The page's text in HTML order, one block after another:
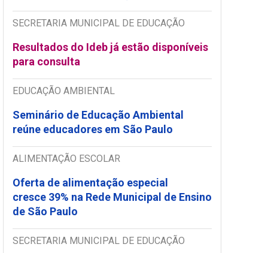
SECRETARIA MUNICIPAL DE EDUCAÇÃO
Resultados do Ideb já estão disponíveis
para consulta
EDUCAÇÃO AMBIENTAL
Seminário de Educação Ambiental
reúne educadores em São Paulo
ALIMENTAÇÃO ESCOLAR
Oferta de alimentação especial
cresce 39% na Rede Municipal de Ensino
de São Paulo
SECRETARIA MUNICIPAL DE EDUCAÇÃO